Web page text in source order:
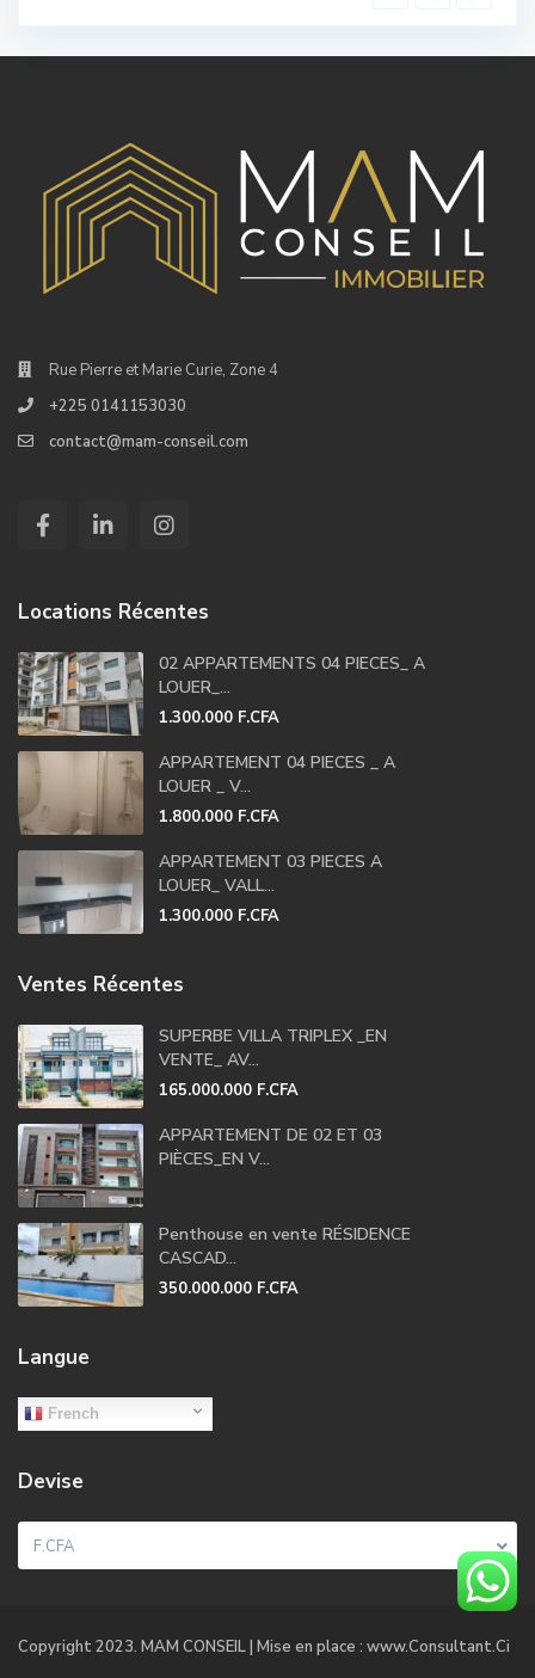
Rue Pierre et Marie Curie, Zone 4
+225 0141153030
contact@mam-conseil.com
Locations Récentes
02 APPARTEMENTS 04 PIECES_ A
LOUER_...
1.300.000 F.CFA
APPARTEMENT 04 PIECES _ A
LOUER _ V...
1.800.000 F.CFA
APPARTEMENT 03 PIECES A
LOUER_ VALL...
1.300.000 F.CFA
Ventes Récentes
SUPERBE VILLA TRIPLEX _EN
VENTE_ AV...
165.000.000 F.CFA
APPARTEMENT DE 02 ET 03
PIÈCES_EN V...
Penthouse en vente RÉSIDENCE
CASCAD...
350.000.000 F.CFA
Langue
French
Devise
F.CFA
Copyright 2023. MAM CONSEIL | Mise en place : www.Consultant.Ci